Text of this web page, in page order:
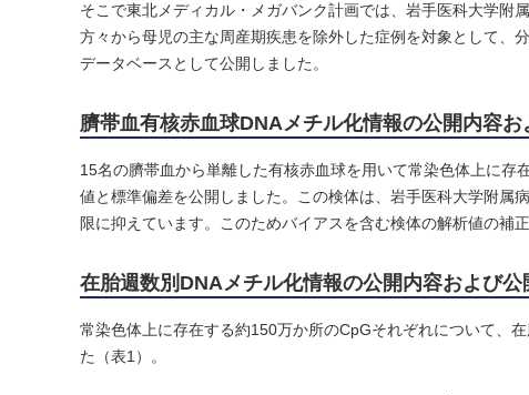
そこで東北メディカル・メガバンク計画では、岩手医科大学附
方々から母児の主な周産期疾患を除外した症例を対象として、
データベースとして公開しました。
臍帯血有核赤血球DNAメチル化情報の公開内容お
15名の臍帯血から単離した有核赤血球を用いて常染色体上に存
値と標準偏差を公開しました。この検体は、岩手医科大学附属
限に抑えています。このためバイアスを含む検体の解析値の補
在胎週数別DNAメチル化情報の公開内容および公
常染色体上に存在する約150万か所のCpGそれぞれについて、
た（表1）。